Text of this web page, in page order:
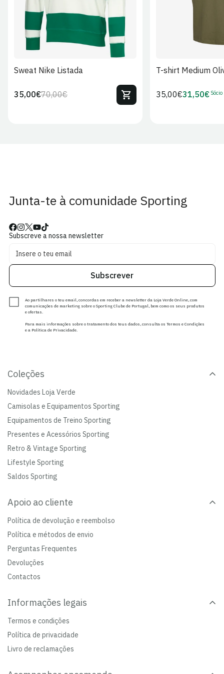
Sweat Nike Listada
Preço
70,00€Preço
35,00€
T-shirt Medium
Preço
35,00€Preço
31,50€ Sócio
Junta-te à comunidade Sporting
Subscreve a nossa newsletter
Subscrever
Ao partilhares o teu email, concordas em receber a newsletter da Loja Verde Online, com
comunicações de marketing sobre o Sporting Clube de Portugal, bem como os seus produtos
e ofertas.
Para mais informações sobre o tratamento dos teus dados, consulta os Termos e Condições
e a Política de Privacidade.
Coleções
Novidades Loja Verde
Camisolas e Equipamentos Sporting
Equipamentos de Treino Sporting
Presentes e Acessórios Sporting
Retro & Vintage Sporting
Lifestyle Sporting
Saldos Sporting
Apoio ao cliente
Política de devolução e reembolso
Política e métodos de envio
Perguntas Frequentes
Devoluções
Contactos
Informações legais
Termos e condições
Política de privacidade
Livro de reclamações